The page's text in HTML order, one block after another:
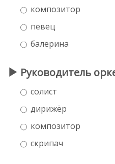
композитор
певец
балерина
Руководитель
солист
дирижёр
композитор
скрипач